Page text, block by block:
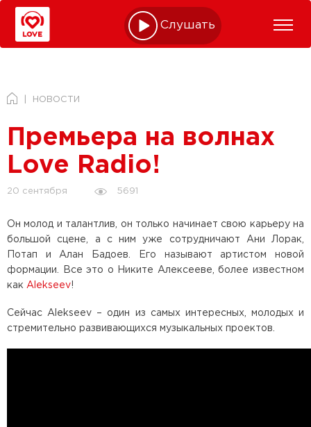
Слушать online
НОВОСТИ
Премьера на волнах
Love Radio!
20 сентября 5691
Он молод и талантлив, он только начинает свою карьеру на
большой сцене, а с ним уже сотрудничают Ани Лорак,
Потап и Алан Бадоев. Его называют артистом новой
формации. Все это о Никите Алексееве, более известном
как Alekseev!
Сейчас Alekseev – один из самых интересных, молодых и
стремительно развивающихся музыкальных проектов.